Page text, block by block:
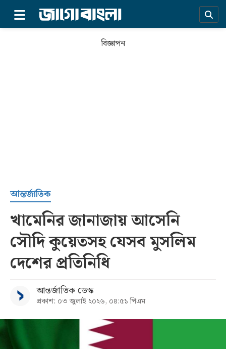
সর্বশেষ
সব
বিভাগ
আর্কাইভ
কনভার্টার
বিজ্ঞাপন
আন্তর্জাতিক
খামেনির জানাজায় আসেনি
সৌদি কুয়েতসহ যেসব মুসলিম
দেশের প্রতিনিধি
আন্তর্জাতিক ডেস্ক
প্রকাশ: ০৩ জুলাই ২০২৬, ০৪:৫১ পিএম